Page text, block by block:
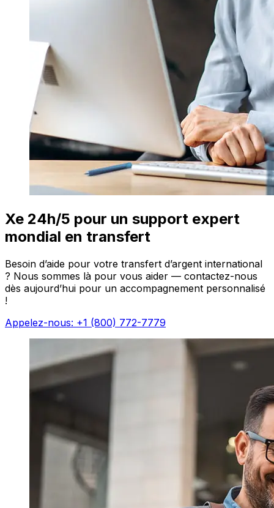
Xe 24h/5 pour un support expert
mondial en transfert
Besoin d’aide pour votre transfert d’argent international
? Nous sommes là pour vous aider — contactez-nous
dès aujourd’hui pour un accompagnement personnalisé
!
Appelez-nous: +1 (800) 772-7779